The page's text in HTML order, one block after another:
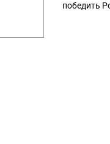
победить